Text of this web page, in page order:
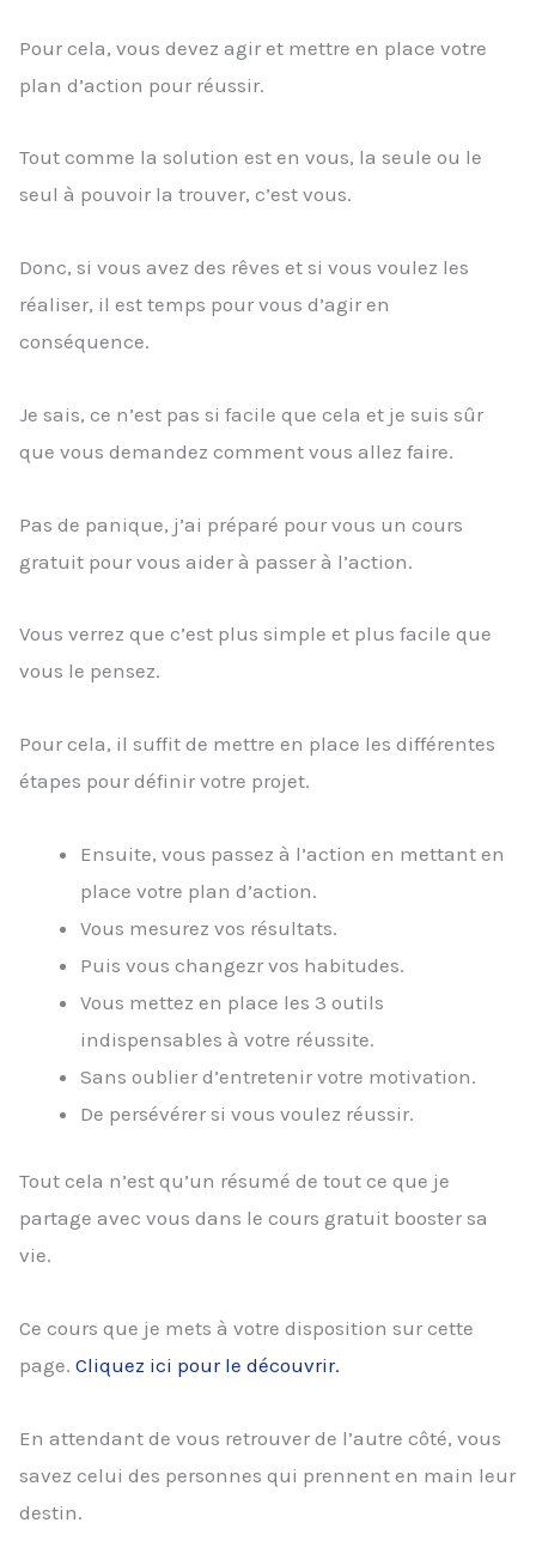
Pour cela, vous devez agir et mettre en place votre
plan d’action pour réussir.
Tout comme la solution est en vous, la seule ou le
seul à pouvoir la trouver, c’est vous.
Donc, si vous avez des rêves et si vous voulez les
réaliser, il est temps pour vous d’agir en
conséquence.
Je sais, ce n’est pas si facile que cela et je suis sûr
que vous demandez comment vous allez faire.
Pas de panique, j’ai préparé pour vous un cours
gratuit pour vous aider à passer à l’action.
Vous verrez que c’est plus simple et plus facile que
vous le pensez.
Pour cela, il suffit de mettre en place les différentes
étapes pour définir votre projet.
Ensuite, vous passez à l’action en mettant en
place votre plan d’action.
Vous mesurez vos résultats.
Puis vous changezr vos habitudes.
Vous mettez en place les 3 outils
indispensables à votre réussite.
Sans oublier d’entretenir votre motivation.
De persévérer si vous voulez réussir.
Tout cela n’est qu’un résumé de tout ce que je
partage avec vous dans le cours gratuit booster sa
vie.
Ce cours que je mets à votre disposition sur cette
page. Cliquez ici pour le découvrir.
En attendant de vous retrouver de l’autre côté, vous
savez celui des personnes qui prennent en main leur
destin.